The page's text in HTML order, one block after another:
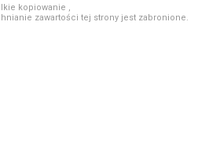
kopiowanie ,
zawartości tej strony jest zabronione.